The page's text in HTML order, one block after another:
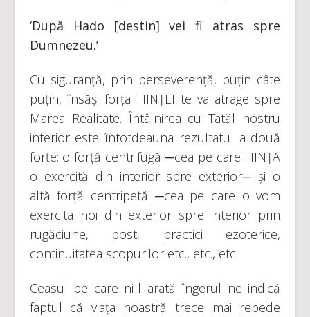
‘După Hado [destin] vei fi atras spre
Dumnezeu.’
Cu siguranță, prin perseverență, puțin câte
puțin, însăși forța FIINȚEI te va atrage spre
Marea Realitate. Întâlnirea cu Tatăl nostru
interior este întotdeauna rezultatul a două
forțe: o forță centrifugă ─cea pe care FIINȚA
o exercită din interior spre exterior─ și o
altă forță centripetă ─cea pe care o vom
exercita noi din exterior spre interior prin
rugăciune, post, practici ezoterice,
continuitatea scopurilor etc., etc., etc.
Ceasul pe care ni-l arată îngerul ne indică
faptul că viața noastră trece mai repede